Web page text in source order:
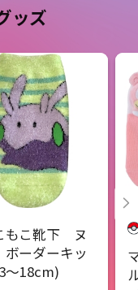
ッズ
もこ靴下 ヌ
ーダーキッ
～18cm)